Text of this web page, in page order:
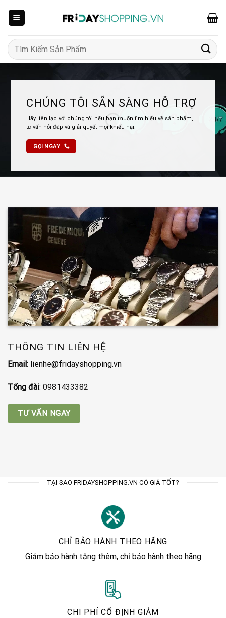
Tìm
kiếm:
CHÚNG TÔI SẴN SÀNG HỖ TRỢ
Hãy liên lạc với chúng tôi nếu bạn muốn tìm hiểu về sản phẩm,
tư vấn hỏi đáp và giải quyết mọi khiếu nại.
GỌI NGAY
THÔNG TIN LIÊN HỆ
Email: lienhe@fridayshopping.vn
Tổng đài: 0981433382
TƯ VẤN NGAY
TẠI SAO FRIDAYSHOPPING.VN CÓ GIÁ TỐT?
CHỈ BẢO HÀNH THEO HÃNG
Giảm bảo hành tăng thêm, chỉ bảo hành theo hãng
CHI PHÍ CỐ ĐỊNH GIẢM